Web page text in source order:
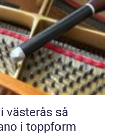
så
i toppform